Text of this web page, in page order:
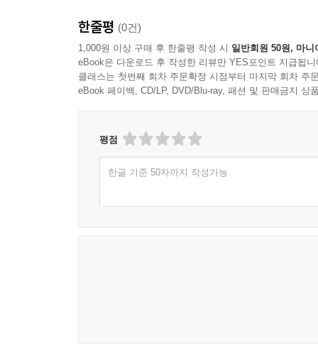
파리에 익숙해졌다가도 이렇게 가끔 도시 전체에
오래된 미술도 품고 있다.
--- p.137
예술은 여전히 현재 진행형이었다.
한국 작가들의 흔적과 동양적 미감까지 자연스럽
3. “갤러리는 어렵다”는 편견을 허무는 책
무엇보다 이 책의 가장 큰 매력은 예술을 해설하
낯선 독자들에게도 편안하게 다가간다.
더불어 “갤러리는 어렵다”는 편견을 조용히 허
특별한 사람만의 것이 아니라 누구에게나 열
한줄평 (0건)
1,000원 이상 구매 후 한줄평 작성 시 일반회원 50원, 마니
eBook은 다운로드 후 작성한 리뷰만 YES포인트 지급됩니
클래스는 첫번째 회차 주문확정 시점부터 마지막 회차 주
eBook 페이백, CD/LP, DVD/Blu-ray, 패션 및 판매금지 상
평점
한글 기준 50자까지 작성가능